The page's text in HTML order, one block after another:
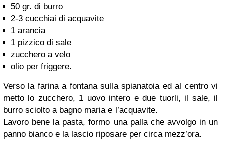
50 gr. di burro
2-3 cucchiai di acquavite
1 arancia
1 pizzico di sale
zucchero a velo
olio per friggere.
Verso la farina a fontana sulla spianatoia ed al centro vi
metto lo zucchero, 1 uovo intero e due tuorli, il sale, il
burro sciolto a bagno maria e l’acquavite.
Lavoro bene la pasta, formo una palla che avvolgo in un
panno bianco e la lascio riposare per circa mezz’ora.